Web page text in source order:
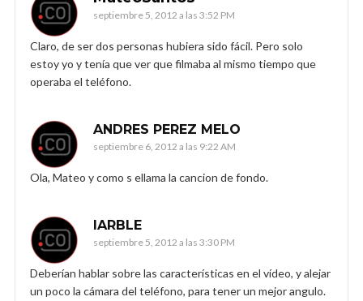
septiembre 5, 2012 a las 3:52 PM
Claro, de ser dos personas hubiera sido fácil. Pero solo
estoy yo y tenía que ver que filmaba al mismo tiempo que
operaba el teléfono.
ANDRES PEREZ MELO
septiembre 6, 2012 a las 9:22 AM
Ola, Mateo y como s ellama la cancion de fondo.
IARBLE
septiembre 5, 2012 a las 3:30 PM
Deberían hablar sobre las características en el vídeo, y alejar
un poco la cámara del teléfono, para tener un mejor angulo.